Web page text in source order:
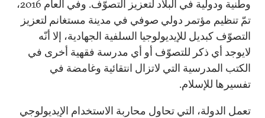
وطنية ودولية في البلاد لتعزيز التصوّف. وفي العام 2016،
تمّ تنظيم مؤتمر دولي صوفي في مدينة مستغانم لتعزيز
التصوّف كبديل للإيديولوجيا السلفية الجهادية، إلا أنّه
لايوجد أي ذكر للتصوّف أو أي مدرسة فقهية أخرى في
الكتب المدرسية التي لاتزال انتقائية وغامضة في
تفسيرها للإسلام.
تعمل الدولة، التي تحاول محاربة الاستخدام الإيديولوجي